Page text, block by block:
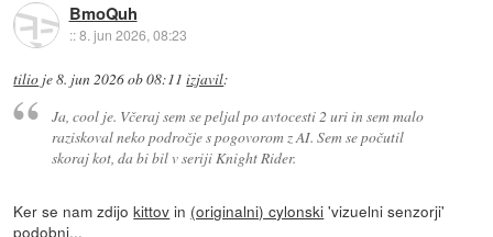
BmoQuh
::8. jun 2026, 08:23
tilio je8. jun 2026 ob 08:11 izjavil:
Ja, cool je. Včeraj sem se peljal po avtocesti 2 uri in sem malo
raziskoval neko področje s pogovorom z AI. Sem se počutil
skoraj kot, da bi bil v seriji Knight Rider.
Ker se nam zdijokittov in (originalni) cylonski 'vizuelni senzorji'
podobni...